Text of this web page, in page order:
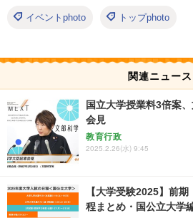
イベントphoto トップphoto
関連ニュース
国立大学授業料3倍案
会見
教育行政
2025.2.26(水) 9:45
【大学受験2025】前
程まとめ・国公立大学